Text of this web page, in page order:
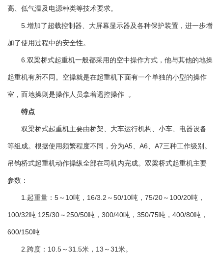
高、低气温及电源种类等技术要求。
5.增加了超载控制器、大屏幕显示器及各种保护装置，进一步增
加了使用过程中的安全性。
6.双梁桥式起重机一般都采用的空中操作方式，他与其他的地操
起重机有所不同。空操就是在起重机下面有一个单独的小型的操作
室，而地操则是操作人员拿着遥控操作 。
特点
双梁桥式起重机主要由桥架、大车运行机构、小车、电器设备
等组成。根据使用频繁程度不同，分为A5、A6、A7三种工作级别。
吊钩桥式起重机动作操纵全部在司机内完成。双梁桥式起重机主要
参数：
1.起重量：5～10吨，16/3.2～50/10吨，75/20～100/20吨，
100/32吨 125/30～250/50吨，300/40吨，350/75吨，400/80吨，
600/150吨
2.跨度：10.5～31.5米，13～31米。